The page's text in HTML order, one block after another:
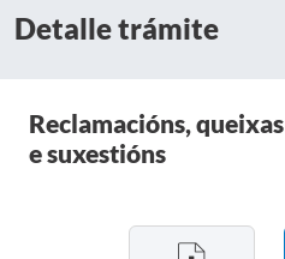
Detalle trámite
Reclamacións, queixas
e suxestións